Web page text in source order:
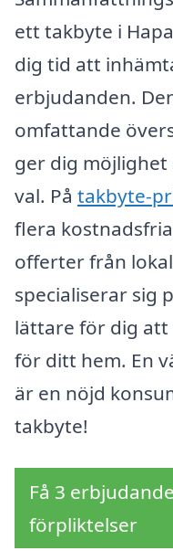
ett takbyte i
dig tid att
erbjudanden.
omfattande
ger dig
val. På takbyte-
flera
offerter från
specialiserar sig
lättare för dig
för ditt hem. En
är en nöjd
takbyte!
Få 3
förpliktelser